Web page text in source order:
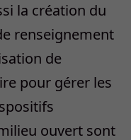
la création du
renseignement
de
pour gérer les
ouvert sont